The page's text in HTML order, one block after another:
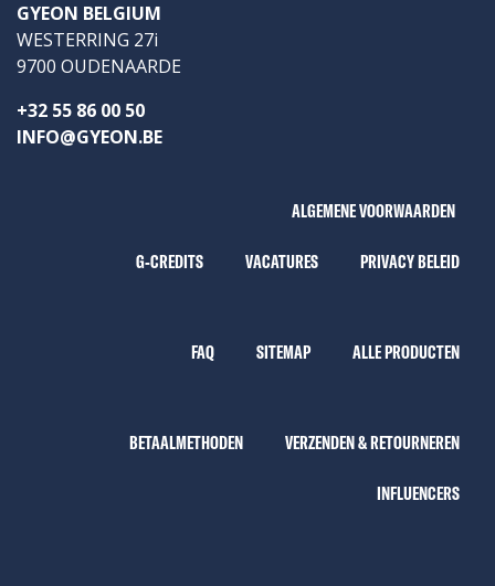
GYEON BELGIUM
WESTERRING 27i
9700 OUDENAARDE
+32 55 86 00 50
INFO@GYEON.BE
ALGEMENE VOORWAARDEN
G-CREDITS VACATURES PRIVACY BELEID
FAQ SITEMAP ALLE PRODUCTEN
BETAALMETHODEN VERZENDEN & RETOURNEREN
INFLUENCERS